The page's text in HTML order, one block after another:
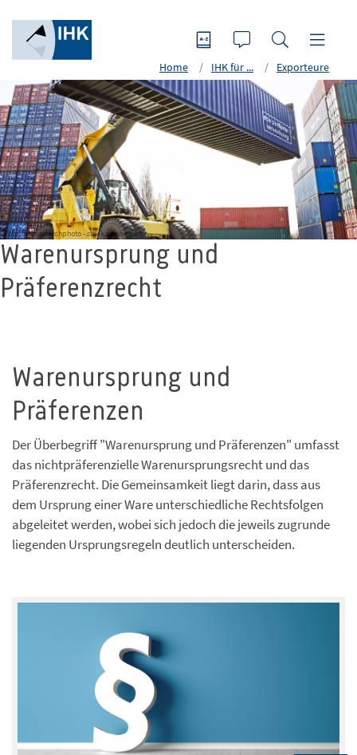
Home IHK für ... Exporteure
Foto: thomaslerchphoto - stock.adobe.com
Warenursprung und
Präferenzrecht
Warenursprung und
Präferenzen
Der Überbegriff "Warenursprung und Präferenzen" umfasst
das nichtpräferenzielle Warenursprungsrecht und das
Präferenzrecht. Die Gemeinsamkeit liegt darin, dass aus
dem Ursprung einer Ware unterschiedliche Rechtsfolgen
abgeleitet werden, wobei sich jedoch die jeweils zugrunde
liegenden Ursprungsregeln deutlich unterscheiden.